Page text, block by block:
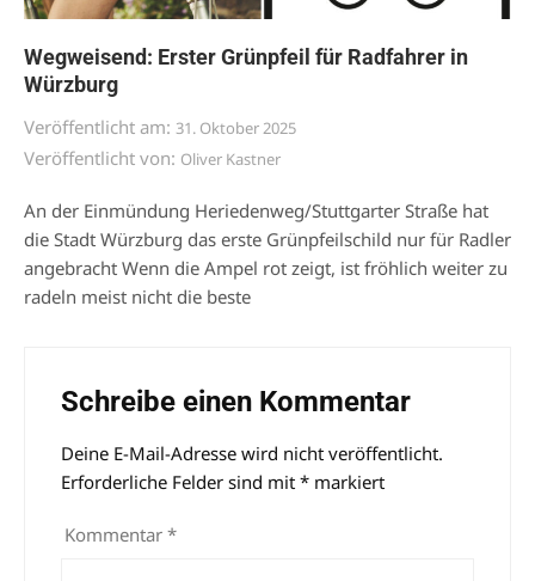
Wegweisend: Erster Grünpfeil für Radfahrer in
Würzburg
Veröffentlicht am: 31. Oktober 2025
Veröffentlicht von: Oliver Kastner
An der Einmündung Heriedenweg/Stuttgarter Straße hat
die Stadt Würzburg das erste Grünpfeilschild nur für Radler
angebracht Wenn die Ampel rot zeigt, ist fröhlich weiter zu
radeln meist nicht die beste
Schreibe einen Kommentar
Deine E-Mail-Adresse wird nicht veröffentlicht.
Erforderliche Felder sind mit * markiert
Kommentar *
Alternative: